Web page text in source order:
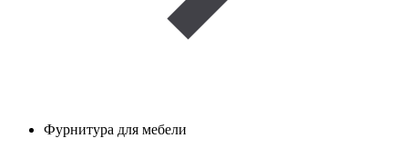
Фурнитура для мебели